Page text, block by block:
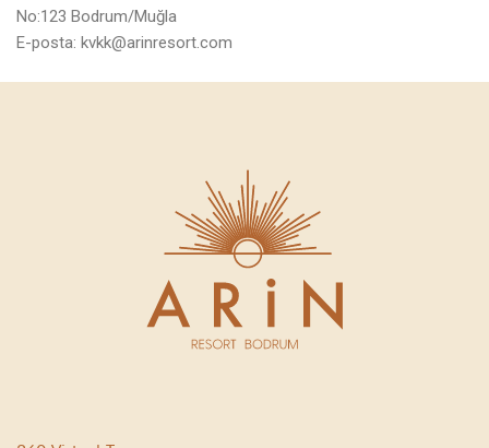
No:123 Bodrum/Muğla
E-posta: kvkk@arinresort.com